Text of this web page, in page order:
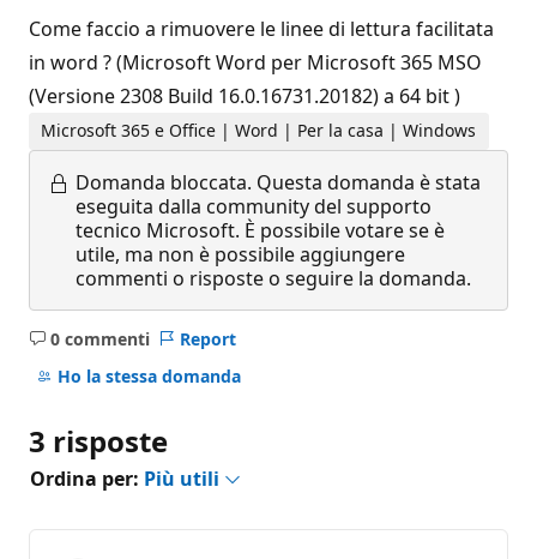
Come faccio a rimuovere le linee di lettura facilitata
in word ? (Microsoft Word per Microsoft 365 MSO
(Versione 2308 Build 16.0.16731.20182) a 64 bit )
Microsoft 365 e Office | Word | Per la casa | Windows
Domanda bloccata. Questa domanda è stata
eseguita dalla community del supporto
tecnico Microsoft. È possibile votare se è
utile, ma non è possibile aggiungere
commenti o risposte o seguire la domanda.
0 commenti
Nessun
commento
Report
Ho la stessa domanda
3 risposte
Ordina per: Più utili